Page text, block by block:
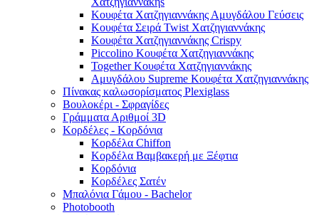
Κουφέτα Χατζηγιαννάκης Αμυγδάλου Γεύσεις
Κουφέτα Σειρά Twist Χατζηγιαννάκης
Κουφέτα Χατζηγιαννάκης Crispy
Piccolino Κουφέτα Χατζηγιαννάκης
Together Κουφέτα Χατζηγιαννάκης
Αμυγδάλου Supreme Κουφέτα Χατζηγιαννάκης
Πίνακας καλωσορίσματος Plexiglass
Βουλοκέρι - Σφραγίδες
Γράμματα Αριθμοί 3D
Κορδέλες - Κορδόνια
Κορδέλα Chiffon
Κορδέλα Βαμβακερή με Ξέφτια
Κορδόνια
Κορδέλες Σατέν
Μπαλόνια Γάμου - Bachelor
Photobooth